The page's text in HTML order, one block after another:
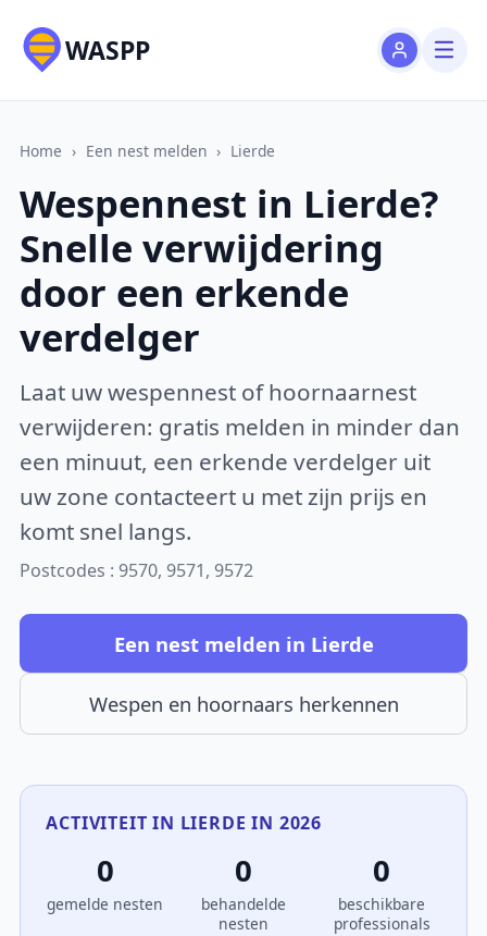
WASPP
Home › Een nest melden › Lierde
Wespennest in Lierde?
Snelle verwijdering
door een erkende
verdelger
Laat uw wespennest of hoornaarnest
verwijderen: gratis melden in minder dan
een minuut, een erkende verdelger uit
uw zone contacteert u met zijn prijs en
komt snel langs.
Postcodes : 9570, 9571, 9572
Een nest melden in Lierde
Wespen en hoornaars herkennen
ACTIVITEIT IN LIERDE IN 2026
0
gemelde nesten
0
behandelde
nesten
0
beschikbare
professionals